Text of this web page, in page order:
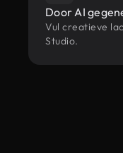
Door AI
Vul creatieve
Studio.